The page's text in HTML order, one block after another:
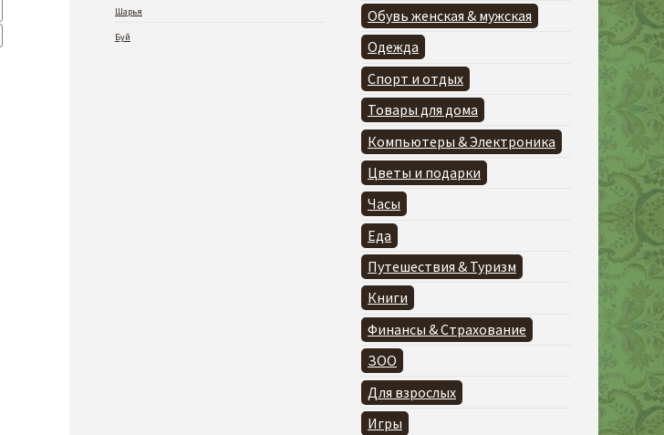
Шарья
Буй
Обувь женская & мужская
Одежда
Спорт и отдых
Товары для дома
Компьютеры & Электроника
Цветы и подарки
Часы
Еда
Путешествия & Туризм
Книги
Финансы & Страхование
ЗОО
Для взрослых
Игры